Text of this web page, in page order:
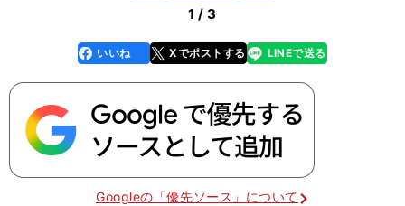
1 / 3
faceboo
k
いいね Xでポストする
line LINEで送る
Googleの「優先ソース」について